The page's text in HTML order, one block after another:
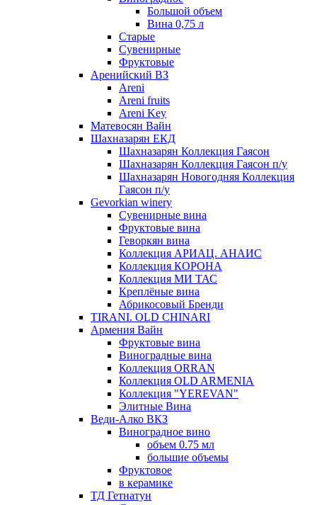
Большой объем
Вина 0,75 л
Старые
Сувенирные
Фруктовые
Аренийский ВЗ
Areni
Areni fruits
Areni Key
Матевосян Вайн
Шахназарян ЕКД
Шахназарян Коллекция Гаясон
Шахназарян Коллекция Гаясон п/у
Шахназарян Новогодняя Коллекция
Гаясон п/у
Gevorkian winery
Сувенирные вина
Фруктовые вина
Геворкян вина
Коллекция АРИАЦ. АНАИС
Коллекция КОРОНА
Коллекция МИ ТАС
Креплёные вина
Абрикосовый Бренди
TIRANI. OLD CHINARI
Армения Вайн
Фруктовые вина
Виноградные вина
Коллекция ORRAN
Коллекция OLD ARMENIA
Коллекция "YEREVAN"
Элитные Вина
Веди-Алко ВКЗ
Виноградное вино
объем 0.75 мл
большие объемы
Фруктовое
в керамике
ТД Гетнатун